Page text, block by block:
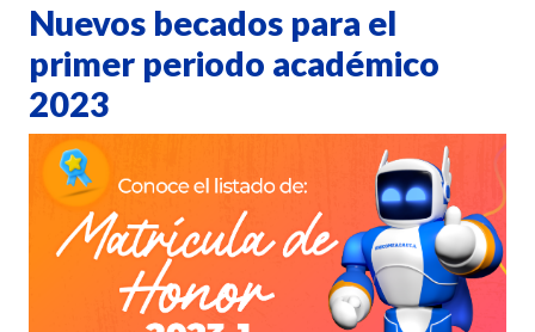
Nuevos becados para el
primer periodo académico
2023